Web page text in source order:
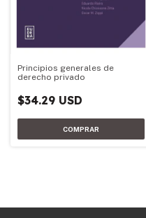
Principios generales de
derecho privado
$34.29 USD